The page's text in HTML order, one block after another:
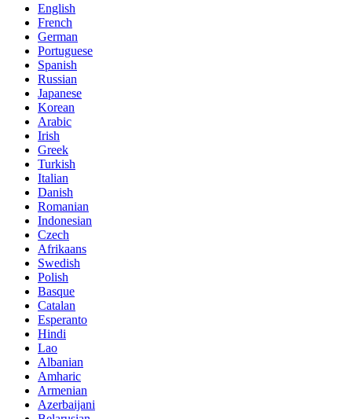
English
French
German
Portuguese
Spanish
Russian
Japanese
Korean
Arabic
Irish
Greek
Turkish
Italian
Danish
Romanian
Indonesian
Czech
Afrikaans
Swedish
Polish
Basque
Catalan
Esperanto
Hindi
Lao
Albanian
Amharic
Armenian
Azerbaijani